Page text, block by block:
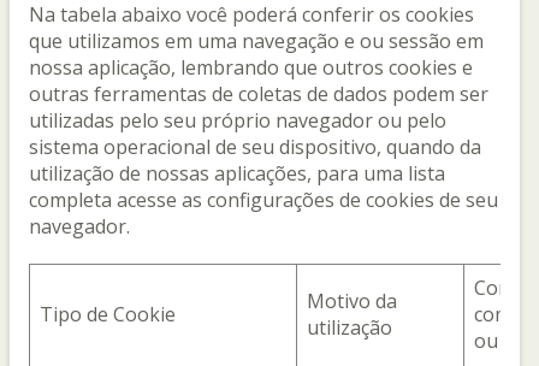
Na tabela abaixo você poderá conferir os cookies
que utilizamos em uma navegação e ou sessão em
nossa aplicação, lembrando que outros cookies e
outras ferramentas de coletas de dados podem ser
utilizadas pelo seu próprio navegador ou pelo
sistema operacional de seu dispositivo, quando da
utilização de nossas aplicações, para uma lista
completa acesse as configurações de cookies de seu
navegador.
Tipo de Cookie
Motivo da
utilização
Com
ou